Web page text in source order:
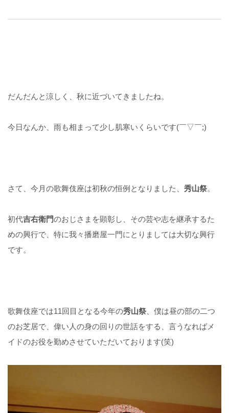
だんだんと涼しく、秋に近づいてきましたね。
今日なんか、雨も相まって少し肌寒いくらいです(￣▽￣;)
さて、今月の歌舞伎座は初秋の恒例となりました、 秀山祭。
初代吉右衛門のおじさまを顕彰し、その芸や志を継承するた
めの興行で、特に我々播磨屋一門にとりましては大切な興行
です。
歌舞伎座では11回目となる今年の秀山祭 、僕は昼の部の二つ
のお芝居で、偉い人の身の回りの世話をする、言うなればメ
イドのお役を勤めさせていただいております(笑)